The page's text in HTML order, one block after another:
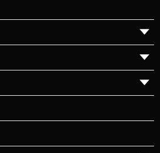
▼
▼
▼